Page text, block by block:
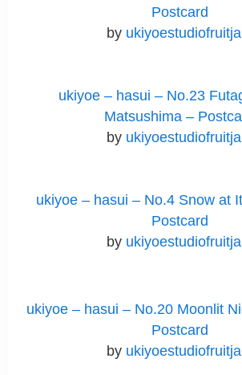
Postcard
by
ukiyoe – hasui – No.23
Matsushima –
by
ukiyoe – hasui – No.4 Snow at
Postcard
by
ukiyoe – hasui – No.20 Moonlit
Postcard
by